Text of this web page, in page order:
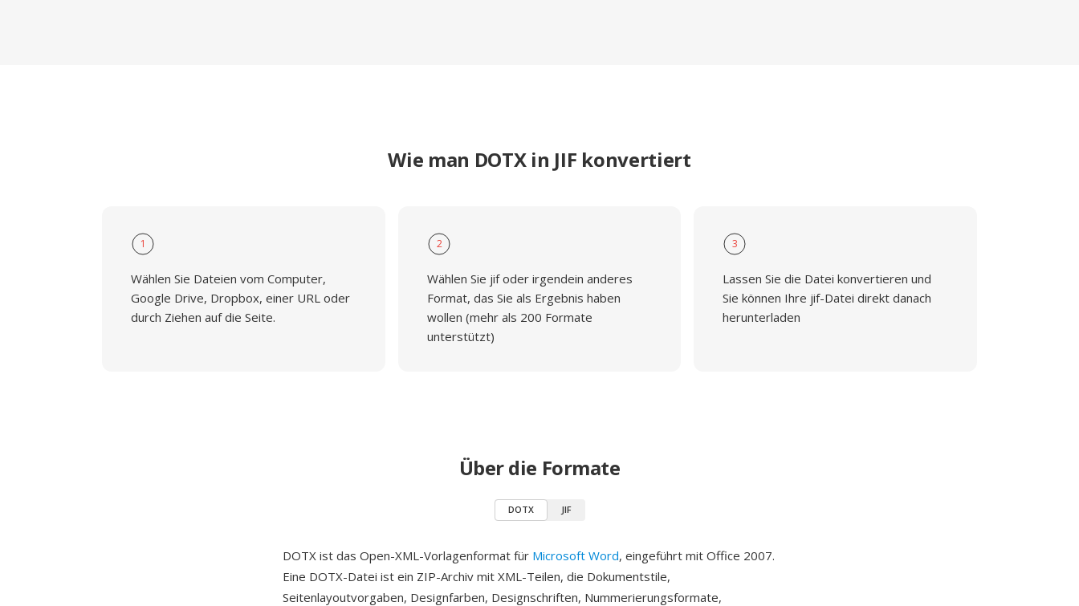
Wie man DOTX in JIF konvertiert
1
Wählen Sie Dateien vom Computer,
Google Drive, Dropbox, einer URL oder
durch Ziehen auf die Seite.
2
Wählen Sie jif oder irgendein anderes
Format, das Sie als Ergebnis haben
wollen (mehr als 200 Formate
unterstützt)
3
Lassen Sie die Datei konvertieren und
Sie können Ihre jif-Datei direkt danach
herunterladen
Über die Formate
DOTX JIF
DOTX ist das Open-XML-Vorlagenformat für Microsoft Word, eingeführt mit Office 2007.
Eine DOTX-Datei ist ein ZIP-Archiv mit XML-Teilen, die Dokumentstile,
Seitenlayoutvorgaben, Designfarben, Designschriften, Nummerierungsformate,